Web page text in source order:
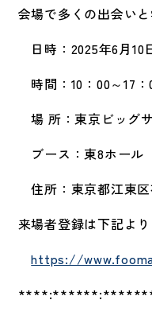
会場で多くの出会いと
日時： 2025年6月
時間：10：00～17：
場 所：東京ビッグ
ブース：東8ホール
住所： 東京都江東
来場者登録は下記より
https://